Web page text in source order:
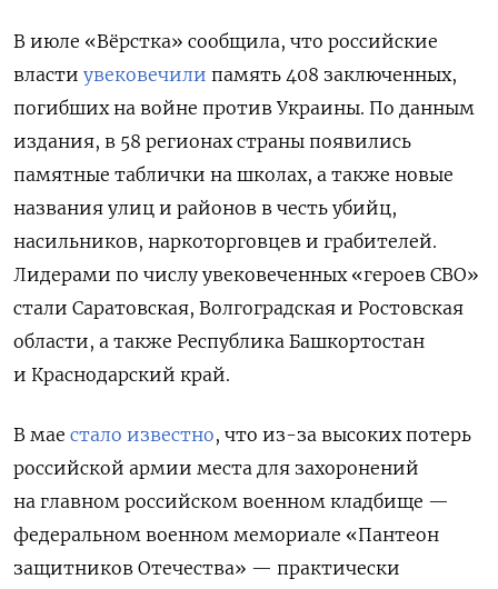
В июле «Вёрстка» сообщила, что российские
власти увековечили память 408 заключенных,
погибших на войне против Украины. По данным
издания, в 58 регионах страны появились
памятные таблички на школах, а также новые
названия улиц и районов в честь убийц,
насильников, наркоторговцев и грабителей.
Лидерами по числу увековеченных «героев СВО»
стали Саратовская, Волгоградская и Ростовская
области, а также Республика Башкортостан
и Краснодарский край.
В мае стало известно, что из-за высоких потерь
российской армии места для захоронений
на главном российском военном кладбище —
федеральном военном мемориале «Пантеон
защитников Отечества» — практически